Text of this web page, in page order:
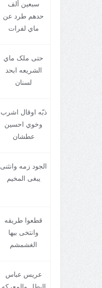
سبعين ألف
حدهم طرد عن
ماي لفرات
حتی ملک ماي
الشريعه ابحد
لسنان
ذبّه اوقال اشرب
وخوي احسين
عطشان
الجود زمه وانثنی
يبغی المخيم
قطعوا طريقه
وانتخی بيها
الغشمشم
عريس عباس